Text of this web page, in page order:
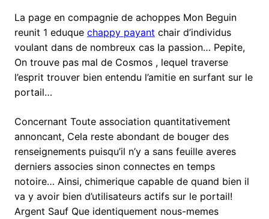
La page en compagnie de achoppes Mon Beguin
reunit 1 eduque chappy payant chair d’individus
voulant dans de nombreux cas la passion… Pepite,
On trouve pas mal de Cosmos , lequel traverse
l’esprit trouver bien entendu l’amitie en surfant sur le
portail…
Concernant Toute association quantitativement
annoncant, Cela reste abondant de bouger des
renseignements puisqu’il n’y a sans feuille averes
derniers associes sinon connectes en temps
notoire… Ainsi, chimerique capable de quand bien il
va y avoir bien d’utilisateurs actifs sur le portail!
Argent Sauf Que identiquement nous-memes